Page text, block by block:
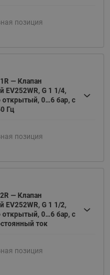
позиция
— Клапан
EV252WR, G 1 1/4,
открытый, 0…6 бар, с
Гц
позиция
— Клапан
EV252WR, G 1 1/2,
открытый, 0…6 бар, с
ток
позиция